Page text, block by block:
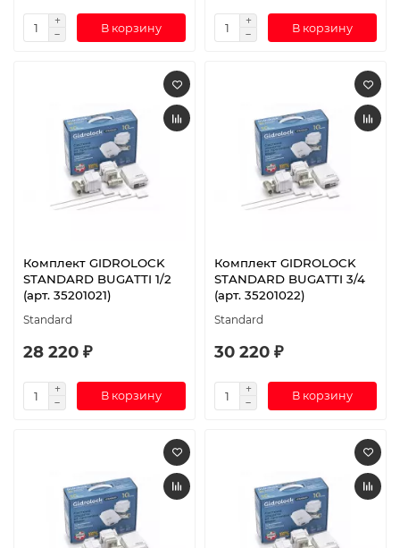
В корзину В корзину
Комплект GIDROLOCK
STANDARD BUGATTI 1/2
(арт. 35201021)
Standard
28 220 ₽
В корзину
Комплект GIDROLOCK
STANDARD BUGATTI 3/4
(арт. 35201022)
Standard
30 220 ₽
В корзину